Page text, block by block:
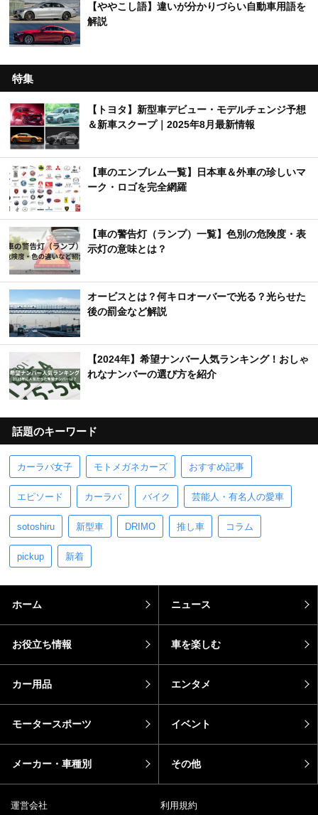
【ややこし語】違いが分かりづらい自動車用語を
解説
特集
【トヨタ】新型車デビュー・モデルチェンジ予想
＆新車スクープ｜2025年8月最新情報
【車のエンブレム一覧】日本車＆外車の珍しいマ
ーク・ロゴを完全網羅
【車の警告灯（ランプ）一覧】色別の危険度・表
示灯の意味とは？
オービスとは？何キロオーバーで光る？光らせた
後の罰金など解説
【2024年】希望ナンバー人気ランキング！おしゃ
れなナンバーの選び方を紹介
話題のキーワード
カーラバ女子 モトメガネカーズ おすすめ記事
エピソード カーラバ バイク 芸能人・有名人の愛車
sotoshiru 新型車 DRIMO 推し車 コラム
pickup 新着
ホーム ニュース
お役立ち情報 車を楽しむ
カー用品 エンタメ
モータースポーツ イベント
メーカー・車種別 その他
運営会社 利用規約